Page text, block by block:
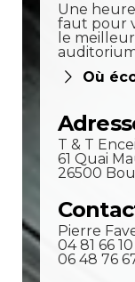
Une
faut pour
le
Où
T & T
61 Quai
26500
Pierre
04 81 66
06 48 76